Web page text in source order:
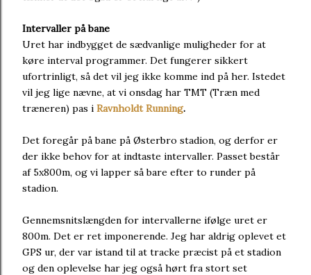
Intervaller på bane
Uret har indbygget de sædvanlige muligheder for at
køre interval programmer. Det fungerer sikkert
ufortrinligt, så det vil jeg ikke komme ind på her. Istedet
vil jeg lige nævne, at vi onsdag har TMT (Træn med
træneren) pas i Ravnholdt Running.
Det foregår på bane på Østerbro stadion, og derfor er
der ikke behov for at indtaste intervaller. Passet består
af 5x800m, og vi lapper så bare efter to runder på
stadion.
Gennemsnitslængden for intervallerne ifølge uret er
800m. Det er ret imponerende. Jeg har aldrig oplevet et
GPS ur, der var istand til at tracke præcist på et stadion
og den oplevelse har jeg også hørt fra stort set